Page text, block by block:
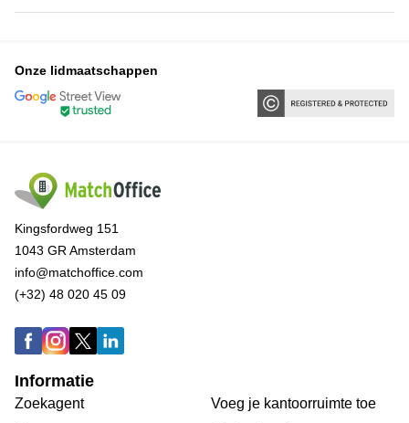
Onze lidmaatschappen
Kingsfordweg 151
1043 GR Amsterdam
info@matchoffice.com
(+32) 48 020 45 09
Informatie
Zoekagent
Voeg je kantoorruimte toe